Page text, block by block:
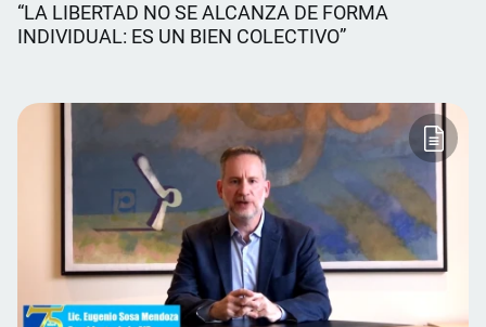
“LA LIBERTAD NO SE ALCANZA DE FORMA
INDIVIDUAL: ES UN BIEN COLECTIVO”